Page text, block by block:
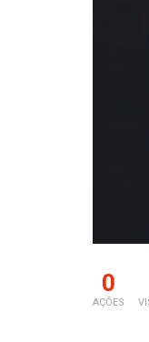
0
AÇÕES